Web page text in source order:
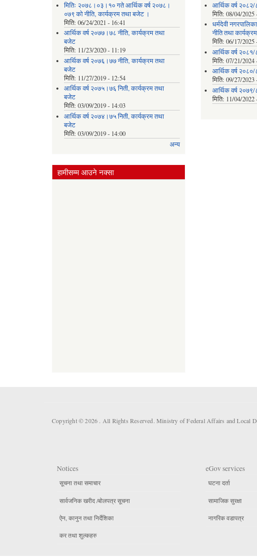
मितिः २०७८।०३।१० गते आर्थिक वर्ष २०७८।
०७९ को नीति‚ कार्यक्रम तथा बजेट ।
मिति: 06/24/2021 - 16:41
आर्थिक वर्ष २०७७।७८ नीति‚ कार्यक्रम तथा
बजेट
मिति: 11/23/2020 - 11:19
आर्थिक वर्ष २०७६।७७ नीति‚ कार्यक्रम तथा
बजेट
मिति: 11/27/2019 - 12:54
आर्थिक वर्ष २०७५।७६ निती, कार्यक्रम तथा
बजेट
मिति: 03/09/2019 - 14:03
आर्थिक वर्ष २०७४।७५ निती, कार्यक्रम तथा
बजेट
मिति: 03/09/2019 - 14:00
अन्य
आर्थिक वर्ष
मिति:08/04/2025
धर्मदेवी
नीति तथा कार्यक्रम
मिति:06/17/2025
आर्थिक वर्ष
मिति:07/21/2024
आर्थिक वर्ष
मिति:09/27/2023
आर्थिक वर्ष
मिति: 11/04/2022
हामीसम्म आउने नक्सा
Copyright © 2026 . All Rights Reserved. Ministry of Federal Affairs and Local
Notices
सूचना तथा समाचार
सार्वजनिक खरीद /बोलपत्र सूचना
ऐन, कानुन तथा निर्देशिका
कर तथा शुल्कहरु
eGov services
घटना दर्ता
सामाजिक सुरक्षा
नागरिक वडापत्र